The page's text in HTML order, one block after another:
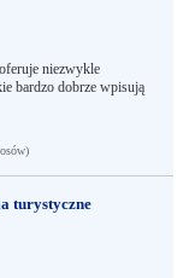
niezwykle
bardzo dobrze wpisują
turystyczne